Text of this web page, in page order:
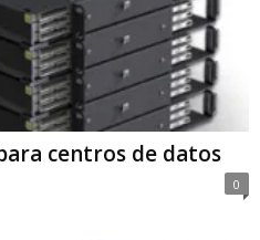
centros de datos
0